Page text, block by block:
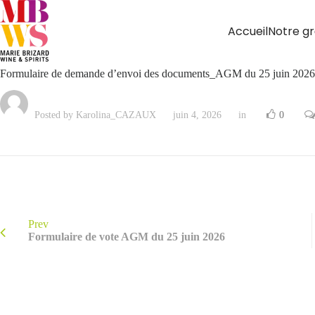
AccueilNotre
Formulaire de demande d’envoi des documents_AGM du 25 juin 2026
Posted by Karolina_CAZAUX juin 4, 2026 in 0
Prev
Formulaire de vote AGM du 25 juin 2026